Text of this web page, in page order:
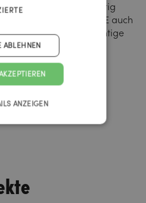
langfristig und nachhaltig
sich STONES FOR LIFE auch
fördert weitere wichtige
ABLEHNEN
ANZEIGEN